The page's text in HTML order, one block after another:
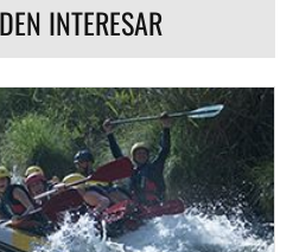
INTERESAR